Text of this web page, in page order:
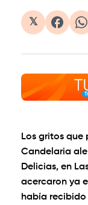
𝕏
Los gritos que
Candelaria
Delicias, en
acercaron ya
había